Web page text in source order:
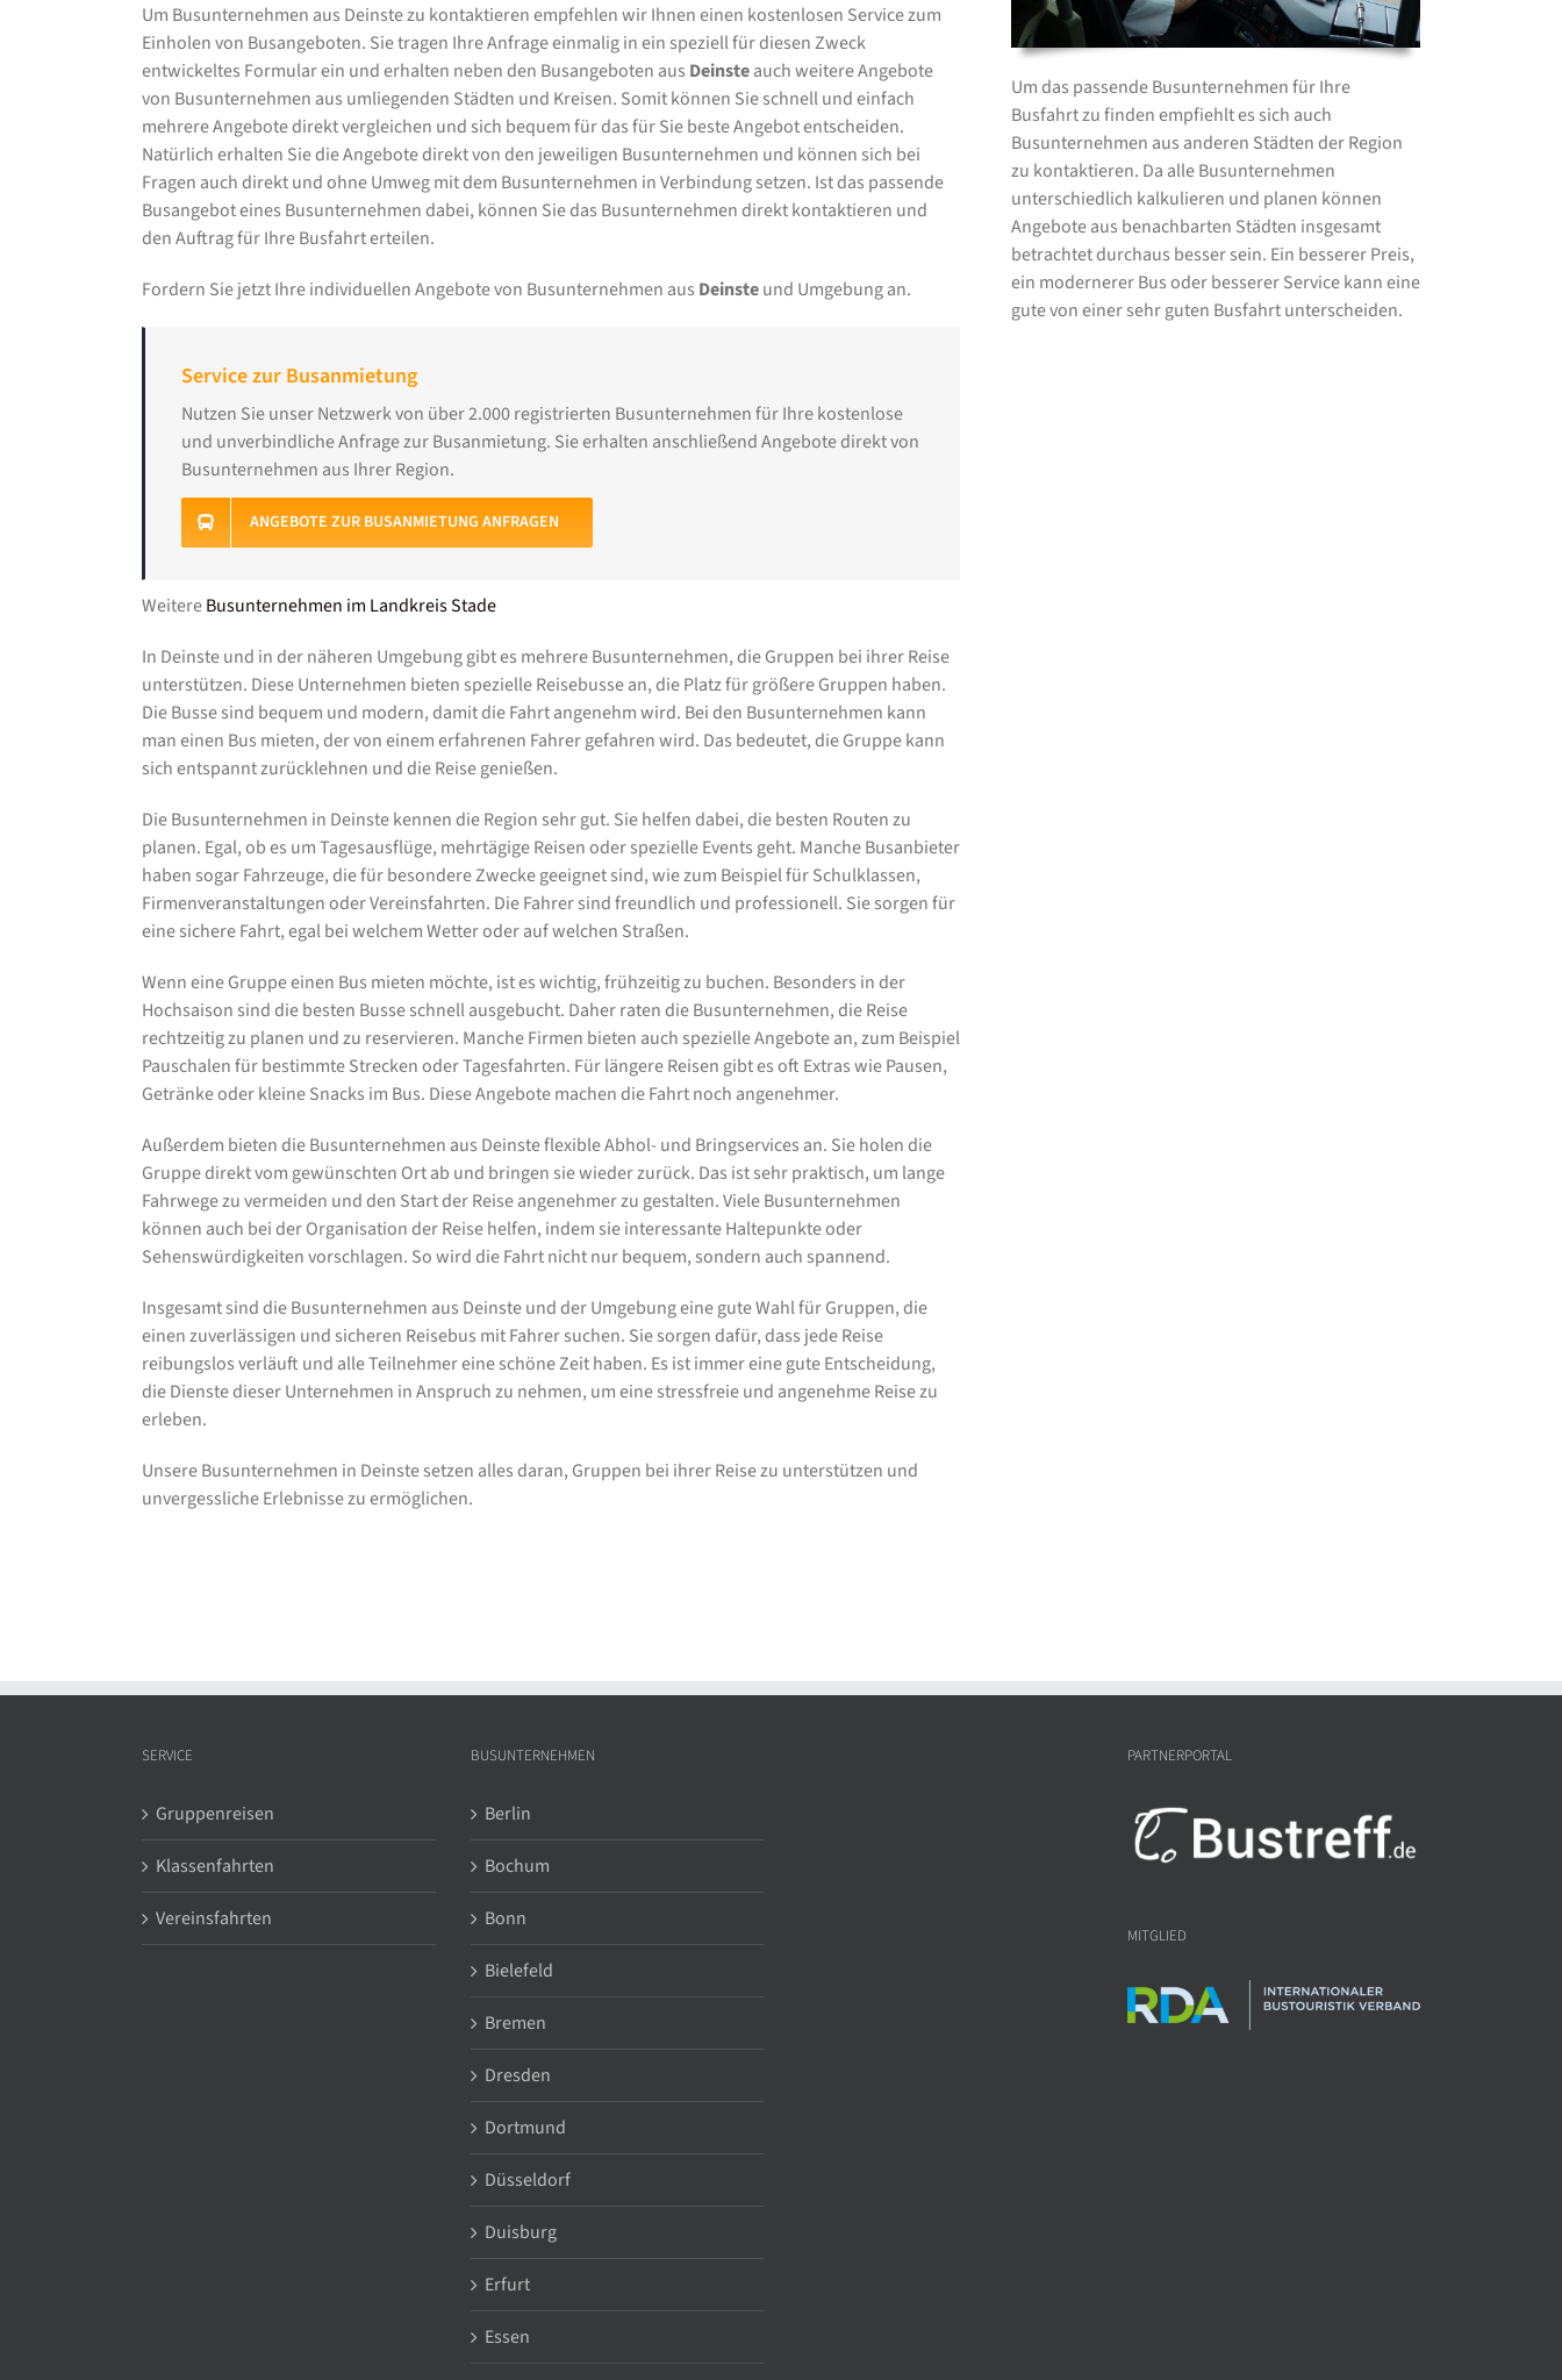
Um Busunternehmen aus Deinste zu kontaktieren empfehlen wir Ihnen einen kostenlosen Service zum
Einholen von Busangeboten. Sie tragen Ihre Anfrage einmalig in ein speziell für diesen Zweck
entwickeltes Formular ein und erhalten neben den Busangeboten aus Deinsteauch weitere Angebote
von Busunternehmen aus umliegenden Städten und Kreisen. Somit können Sie schnell und einfach
mehrere Angebote direkt vergleichen und sich bequem für das für Sie beste Angebot entscheiden.
Natürlich erhalten Sie die Angebote direkt von den jeweiligen Busunternehmen und können sich bei
Fragen auch direkt und ohne Umweg mit dem Busunternehmen in Verbindung setzen. Ist das passende
Busangebot eines Busunternehmen dabei, können Sie das Busunternehmen direkt kontaktieren und
den Auftrag für Ihre Busfahrt erteilen.
Fordern Sie jetzt Ihre individuellen Angebote von Busunternehmen aus Deinsteund Umgebung an.
Service zur Busanmietung
Nutzen Sie unser Netzwerk von über 2.000 registrierten Busunternehmen für Ihre kostenlose
und unverbindliche Anfrage zur Busanmietung. Sie erhalten anschließend Angebote direkt von
Busunternehmen aus Ihrer Region.
ANGEBOTE ZUR BUSANMIETUNG ANFRAGEN
WeitereBusunternehmen im Landkreis Stade
In Deinste und in der näheren Umgebung gibt es mehrere Busunternehmen, die Gruppen bei ihrer Reise
unterstützen. Diese Unternehmen bieten spezielle Reisebusse an, die Platz für größere Gruppen haben.
Die Busse sind bequem und modern, damit die Fahrt angenehm wird. Bei den Busunternehmen kann
man einen Bus mieten, der von einem erfahrenen Fahrer gefahren wird. Das bedeutet, die Gruppe kann
sich entspannt zurücklehnen und die Reise genießen.
Die Busunternehmen in Deinste kennen die Region sehr gut. Sie helfen dabei, die besten Routen zu
planen. Egal, ob es um Tagesausflüge, mehrtägige Reisen oder spezielle Events geht. Manche Busanbieter
haben sogar Fahrzeuge, die für besondere Zwecke geeignet sind, wie zum Beispiel für Schulklassen,
Firmenveranstaltungen oder Vereinsfahrten. Die Fahrer sind freundlich und professionell. Sie sorgen für
eine sichere Fahrt, egal bei welchem Wetter oder auf welchen Straßen.
Wenn eine Gruppe einen Bus mieten möchte, ist es wichtig, frühzeitig zu buchen. Besonders in der
Hochsaison sind die besten Busse schnell ausgebucht. Daher raten die Busunternehmen, die Reise
rechtzeitig zu planen und zu reservieren. Manche Firmen bieten auch spezielle Angebote an, zum Beispiel
Pauschalen für bestimmte Strecken oder Tagesfahrten. Für längere Reisen gibt es oft Extras wie Pausen,
Getränke oder kleine Snacks im Bus. Diese Angebote machen die Fahrt noch angenehmer.
Außerdem bieten die Busunternehmen aus Deinste flexible Abhol- und Bringservices an. Sie holen die
Gruppe direkt vom gewünschten Ort ab und bringen sie wieder zurück. Das ist sehr praktisch, um lange
Fahrwege zu vermeiden und den Start der Reise angenehmer zu gestalten. Viele Busunternehmen
können auch bei der Organisation der Reise helfen, indem sie interessante Haltepunkte oder
Sehenswürdigkeiten vorschlagen. So wird die Fahrt nicht nur bequem, sondern auch spannend.
Insgesamt sind die Busunternehmen aus Deinste und der Umgebung eine gute Wahl für Gruppen, die
einen zuverlässigen und sicheren Reisebus mit Fahrer suchen. Sie sorgen dafür, dass jede Reise
reibungslos verläuft und alle Teilnehmer eine schöne Zeit haben. Es ist immer eine gute Entscheidung,
die Dienste dieser Unternehmen in Anspruch zu nehmen, um eine stressfreie und angenehme Reise zu
erleben.
Unsere Busunternehmen in Deinste setzen alles daran, Gruppen bei ihrer Reise zu unterstützen und
unvergessliche Erlebnisse zu ermöglichen.
Um das passende Busunternehmen für Ihre
Busfahrt zu finden empfiehlt es sich auch
Busunternehmen aus anderen Städten der Region
zu kontaktieren. Da alle Busunternehmen
unterschiedlich kalkulieren und planen können
Angebote aus benachbarten Städten insgesamt
betrachtet durchaus besser sein. Ein besserer Preis,
ein modernerer Bus oder besserer Service kann eine
gute von einer sehr guten Busfahrt unterscheiden.
SERVICE
Gruppenreisen
Klassenfahrten
Vereinsfahrten
BUSUNTERNEHMEN
Berlin
Bochum
Bonn
Bielefeld
Bremen
Dresden
Dortmund
Düsseldorf
Duisburg
Erfurt
Essen
PARTNERPORTAL
MITGLIED